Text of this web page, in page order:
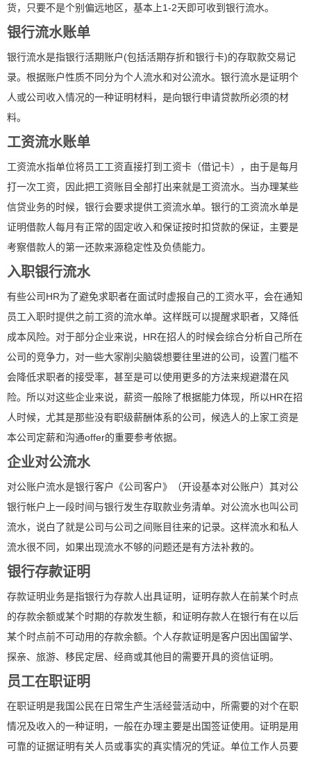
货，只要不是个别偏远地区，基本上1-2天即可收到银行流水。
银行流水账单
银行流水是指银行活期账户(包括活期存折和银行卡)的存取款交易记
录。根据账户性质不同分为个人流水和对公流水。银行流水是证明个
人或公司收入情况的一种证明材料，是向银行申请贷款所必须的材
料。
工资流水账单
工资流水指单位将员工工资直接打到工资卡（借记卡），由于是每月
打一次工资，因此把工资账目全部打出来就是工资流水。当办理某些
信贷业务的时候，银行会要求提供工资流水单。银行的工资流水单是
证明借款人每月有正常的固定收入和保证按时扣贷款的保证，主要是
考察借款人的第一还款来源稳定性及负债能力。
入职银行流水
有些公司HR为了避免求职者在面试时虚报自己的工资水平，会在通知
员工入职时提供之前工资的流水单。这样既可以提醒求职者，又降低
成本风险。对于部分企业来说，HR在招人的时候会综合分析自己所在
公司的竞争力，对一些大家削尖脑袋想要往里进的公司，设置门槛不
会降低求职者的接受率，甚至是可以使用更多的方法来规避潜在风
险。所以对这些企业来说，薪资一般除了根据能力体现，所以HR在招
人时候，尤其是那些没有职级薪酬体系的公司，候选人的上家工资是
本公司定薪和沟通offer的重要参考依据。
企业对公流水
对公账户流水是银行客户《公司客户》（开设基本对公账户）其对公
银行帐户上一段时间与银行发生存取款业务清单。对公流水也叫公司
流水，说白了就是公司与公司之间账目往来的记录。这样流水和私人
流水很不同，如果出现流水不够的问题还是有方法补救的。
银行存款证明
存款证明业务是指银行为存款人出具证明，证明存款人在前某个时点
的存款余额或某个时期的存款发生额，和证明存款人在银行有在以后
某个时点前不可动用的存款余额。个人存款证明是客户因出国留学、
探亲、旅游、移民定居、经商或其他目的需要开具的资信证明。
员工在职证明
在职证明是我国公民在日常生产生活经营活动中，所需要的对个在职
情况及收入的一种证明，一般在办理主要是出国签证使用。证明是用
可靠的证据证明有关人员或事实的真实情况的凭证。单位工作人员要